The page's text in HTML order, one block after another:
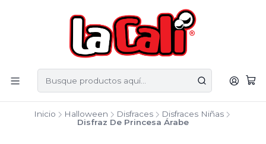
Inicio Halloween Disfraces
Disfraces Niñas
Disfraz De Princesa Árabe